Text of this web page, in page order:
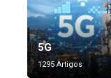
5G
1295 Artigos